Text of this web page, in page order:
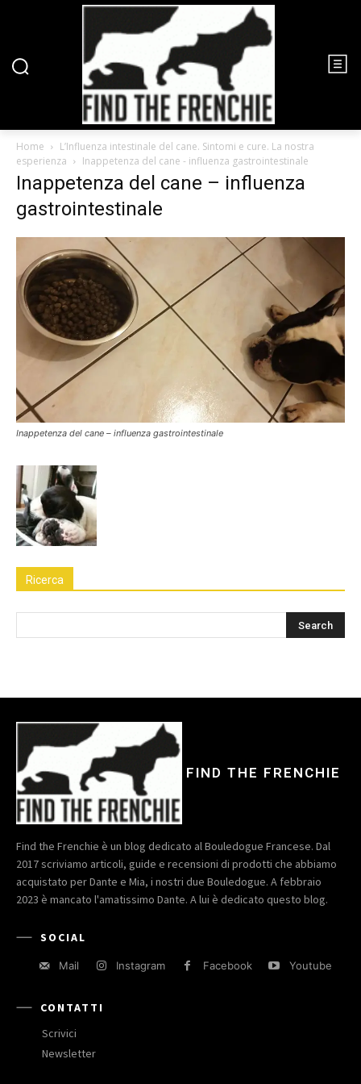
Home
L’Influenza intestinale del cane. Sintomi e cure. La nostra
esperienza
Inappetenza del cane - influenza gastrointestinale
Inappetenza del cane – influenza
gastrointestinale
Inappetenza del cane – influenza gastrointestinale
Ricerca
FIND THE FRENCHIE
Find the Frenchie è un blog dedicato al Bouledogue Francese. Dal
2017 scriviamo articoli, guide e recensioni di prodotti che abbiamo
acquistato per Dante e Mia, i nostri due Bouledogue. A febbraio
2023 è mancato l'amatissimo Dante. A lui è dedicato questo blog.
SOCIAL
Mail Instagram Facebook Youtube
CONTATTI
Scrivici
Newsletter